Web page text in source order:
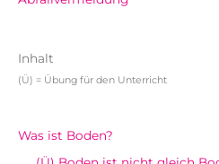
Inhalt
(Ü) = Übung für den Unterricht
Was ist Boden?